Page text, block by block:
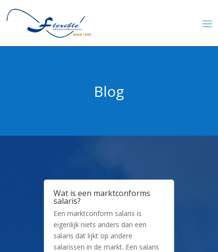
Blog
Wat is een marktconforms
salaris?
Een marktconform salaris is
eigenlijk niets anders dan een
salaris dat lijkt op andere
salarissen in de markt. Een salaris